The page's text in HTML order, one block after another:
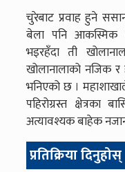
चुरेबाट प्रवाह हुने
बेला पनि आकस्मिक
भइरहँदा ती
खोलानालाको नजिक र
भनिएको छ ।
पहिरोग्रस्त क्षेत्रका
अत्यावश्यक बाहेक
प्रतिक्रिया दिनुहोस्